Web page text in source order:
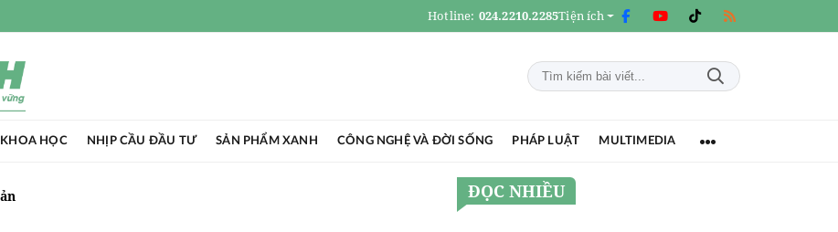
Hotline: 024.2210.2285Tiện ích
HỌC NHỊP CẦU ĐẦU TƯ SẢN PHẨM XANH CÔNG NGHỆ VÀ ĐỜI SỐNG PHÁP LUẬT MULTIMEDIA
ĐỌC NHIỀU